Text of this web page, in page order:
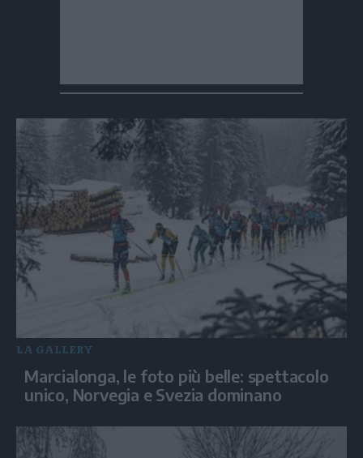
LA GALLERY
Marcialonga, le foto più belle: spettacolo
unico, Norvegia e Svezia dominano